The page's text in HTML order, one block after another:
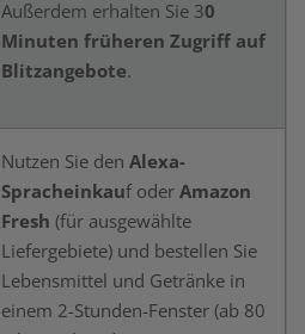
Außerdem erhalten Sie 30
Minuten früheren Zugriff auf
Blitzangebote.
Nutzen Sie den Alexa-
Spracheinkauf oder Amazon
Fresh (für ausgewählte
Liefergebiete) und bestellen Sie
Lebensmittel und Getränke in
einem 2-Stunden-Fenster (ab 80